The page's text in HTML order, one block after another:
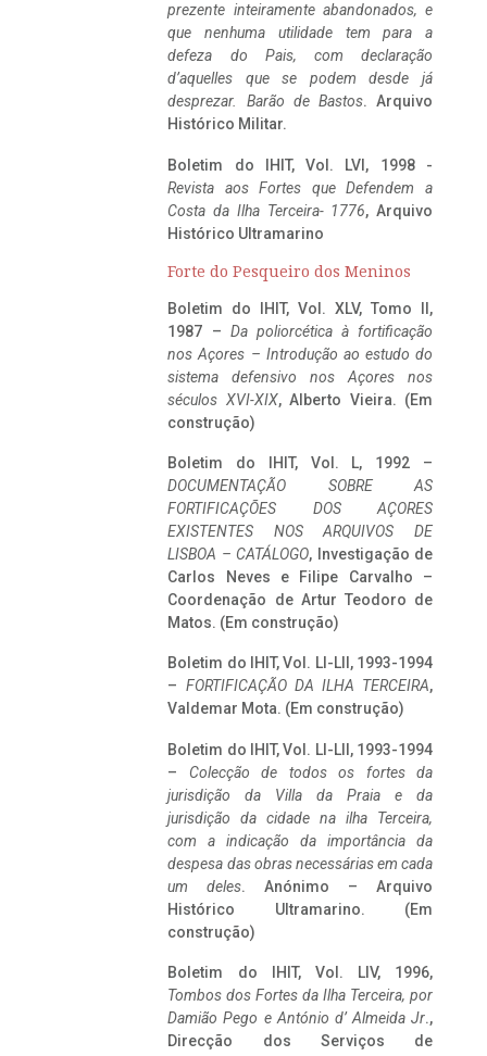
prezente inteiramente abandonados, e
que nenhuma utilidade tem para a
defeza do Pais, com declaração
d’aquelles que se podem desde já
desprezar. Barão de Bastos. Arquivo
Histórico Militar.
Boletim do IHIT, Vol. LVI, 1998 -
Revista aos Fortes que Defendem a
Costa da Ilha Terceira- 1776, Arquivo
Histórico Ultramarino
Forte do Pesqueiro dos Meninos
Boletim do IHIT, Vol. XLV, Tomo II,
1987 – Da poliorcética à fortificação
nos Açores – Introdução ao estudo do
sistema defensivo nos Açores nos
séculos XVI-XIX, Alberto Vieira. (Em
construção)
Boletim do IHIT, Vol. L, 1992 –
DOCUMENTAÇÃO SOBRE AS
FORTIFICAÇÕES DOS AÇORES
EXISTENTES NOS ARQUIVOS DE
LISBOA – CATÁLOGO, Investigação de
Carlos Neves e Filipe Carvalho –
Coordenação de Artur Teodoro de
Matos. (Em construção)
Boletim do IHIT, Vol. LI-LII, 1993-1994
– FORTIFICAÇÃO DA ILHA TERCEIRA,
Valdemar Mota. (Em construção)
Boletim do IHIT, Vol. LI-LII, 1993-1994
– Colecção de todos os fortes da
jurisdição da Villa da Praia e da
jurisdição da cidade na ilha Terceira,
com a indicação da importância da
despesa das obras necessárias em cada
um deles. Anónimo – Arquivo
Histórico Ultramarino. (Em
construção)
Boletim do IHIT, Vol. LIV, 1996,
Tombos dos Fortes da Ilha Terceira, por
Damião Pego e António d’ Almeida Jr.,
Direcção dos Serviços de